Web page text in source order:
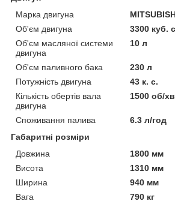
Марка двигуна
Об'єм двигуна
3300 куб.
Об'єм масляної системи
двигуна
10 л
Об'єм паливного бака
230 л
Потужність двигуна
43 к. с.
Кількість обертів вала
двигуна
1500 об/хв
Споживання палива
6.3 л/год
Габаритні розміри
Довжина
1800 мм
Висота
1310 мм
Ширина
940 мм
Вага
790 кг